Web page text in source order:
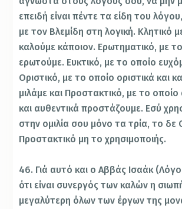
επειδή είναι πέντε τα είδη του
με τον Βλεμίδη στη λογική. Κλητικό
καλούμε κάποιον. Ερωτηματικό, με
ερωτούμε. Ευκτικό, με το οποίο
Οριστικό, με το οποίο οριστικά και
μιλάμε και Προστακτικό, με το οποίο
και αυθεντικά προστάζουμε. Εσύ
στην ομιλία σου μόνο τα τρία, το δε
Προστακτικό μη το χρησιμοποιής.
46. Γιά αυτό και ο Αββάς Ισαάκ (Λόγοι
ότι είναι συνεργός των καλών η
μεγαλύτερη όλων των έργων της